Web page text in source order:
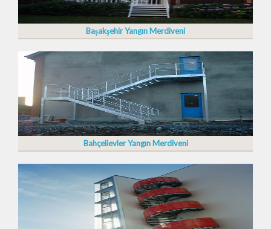
Başakşehir Yangın Merdiveni
Bahçelievler Yangın Merdiveni